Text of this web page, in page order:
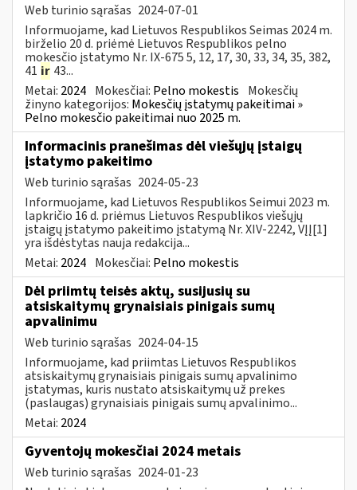
Web turinio sąrašas 2024-07-01
Informuojame, kad Lietuvos Respublikos Seimas 2024 m.
birželio 20 d. priėmė Lietuvos Respublikos pelno
mokesčio įstatymo Nr. IX-675 5, 12, 17, 30, 33, 34, 35, 382,
41 ir 43...
Metai: 2024 Mokesčiai: Pelno mokestis Mokesčių
žinyno kategorijos: Mokesčių įstatymų pakeitimai »
Pelno mokesčio pakeitimai nuo 2025 m.
Informacinis pranešimas dėl viešųjų įstaigų
įstatymo pakeitimo
Web turinio sąrašas 2024-05-23
Informuojame, kad Lietuvos Respublikos Seimui 2023 m.
lapkričio 16 d. priėmus Lietuvos Respublikos viešųjų
įstaigų įstatymo pakeitimo įstatymą Nr. XIV-2242, VĮĮ[1]
yra išdėstytas nauja redakcija...
Metai: 2024 Mokesčiai: Pelno mokestis
Dėl priimtų teisės aktų, susijusių su
atsiskaitymų grynaisiais pinigais sumų
apvalinimu
Web turinio sąrašas 2024-04-15
Informuojame, kad priimtas Lietuvos Respublikos
atsiskaitymų grynaisiais pinigais sumų apvalinimo
įstatymas, kuris nustato atsiskaitymų už prekes
(paslaugas) grynaisiais pinigais sumų apvalinimo...
Metai: 2024
Gyventojų mokesčiai 2024 metais
Web turinio sąrašas 2024-01-23